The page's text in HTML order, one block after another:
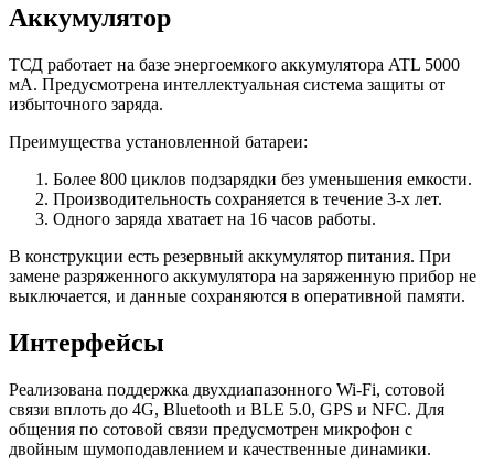
Аккумулятор
ТСД работает на базе энергоемкого аккумулятора ATL 5000
мА. Предусмотрена интеллектуальная система защиты от
избыточного заряда.
Преимущества установленной батареи:
Более 800 циклов подзарядки без уменьшения емкости.
Производительность сохраняется в течение 3-х лет.
Одного заряда хватает на 16 часов работы.
В конструкции есть резервный аккумулятор питания. При
замене разряженного аккумулятора на заряженную прибор не
выключается, и данные сохраняются в оперативной памяти.
Интерфейсы
Реализована поддержка двухдиапазонного Wi-Fi, сотовой
связи вплоть до 4G, Bluetooth и BLE 5.0, GPS и NFC. Для
общения по сотовой связи предусмотрен микрофон с
двойным шумоподавлением и качественные динамики.